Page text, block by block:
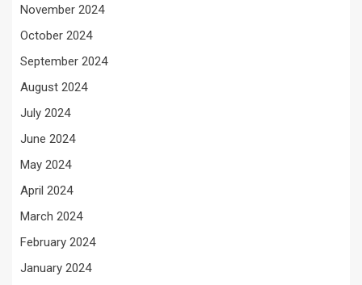
November 2024
October 2024
September 2024
August 2024
July 2024
June 2024
May 2024
April 2024
March 2024
February 2024
January 2024